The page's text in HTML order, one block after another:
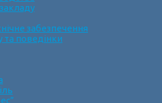
забезпечення
та поведінки